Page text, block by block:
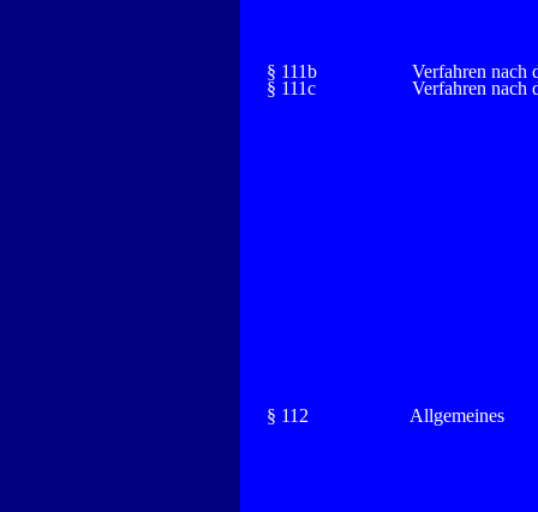
§ 111b
Verfahren nach
§ 111c
Verfahren nach
§ 112 Allgemeines